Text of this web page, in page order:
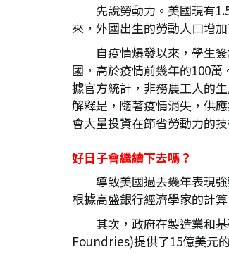
先說勞動力。美國現有
來，外國出生的勞動人口增
自疫情爆發以來，學生
國，高於疫情前幾年的100
據官方統計，非務農工人的
解釋是，隨著疫情消失，供
會大量投資在節省勞動力的技
好日子會繼續下去嗎？
導致美國過去幾年表現
根據高盛銀行經濟學家的計
其次，政府在製造業和
Foundries)提供了15億美元